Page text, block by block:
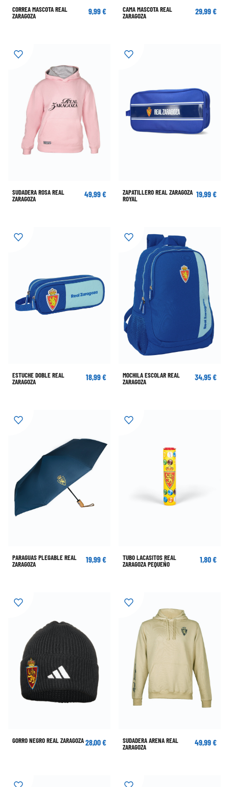
CORREA MASCOTA REAL
ZARAGOZA
9,99 €
CAMA MASCOTA REAL
ZARAGOZA
29,99 €
SUDADERA ROSA REAL
ZARAGOZA
49,99 €
ZAPATILLERO REAL ZARAGOZA
ROYAL
19,99 €
ESTUCHE DOBLE REAL
ZARAGOZA
18,99 €
MOCHILA ESCOLAR REAL
ZARAGOZA
34,95 €
PARAGUAS PLEGABLE REAL
ZARAGOZA
19,99 €
TUBO LACASITOS REAL
ZARAGOZA PEQUEÑO
1,80 €
GORRO NEGRO REAL ZARAGOZA28,00 €
SUDADERA ARENA REAL
ZARAGOZA
49,99 €